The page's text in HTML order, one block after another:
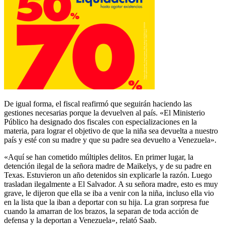
De igual forma, el fiscal reafirmó que seguirán haciendo las
gestiones necesarias porque la devuelven al país. «El Ministerio
Público ha designado dos fiscales con especializaciones en la
materia, para lograr el objetivo de que la niña sea devuelta a nuestro
país y esté con su madre y que su padre sea devuelto a Venezuela».
«Aquí se han cometido múltiples delitos. En primer lugar, la
detención ilegal de la señora madre de Maikelys, y de su padre en
Texas. Estuvieron un año detenidos sin explicarle la razón. Luego
trasladan ilegalmente a El Salvador. A su señora madre, esto es muy
grave, le dijeron que ella se iba a venir con la niña, incluso ella vio
en la lista que la iban a deportar con su hija. La gran sorpresa fue
cuando la amarran de los brazos, la separan de toda acción de
defensa y la deportan a Venezuela», relató Saab.